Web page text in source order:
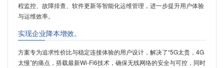
程监控、故障排查、软件更新等智能化运维管理，进一步提升用户体验
与运维效率。
实现企业降本增效。
方案专为追求性价比与稳定连接体验的用户设计，解决了“5G太贵，4G
太慢”的痛点，搭载最新Wi-Fi6技术，确保无线网络的安全与可控，同时